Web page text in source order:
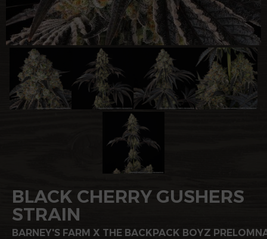
BLACK CHERRY GUSHERS
STRAIN
BARNEY'S FARM X THE BACKPACK BOYZ